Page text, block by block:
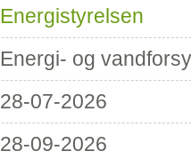
Energistyrelsen
Energi- og
28-07-2026
28-09-2026